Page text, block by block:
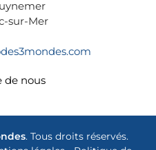
sur-Mer
de nous
. Tous droits réservés.